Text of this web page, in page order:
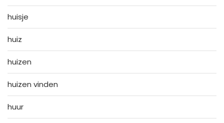
huisje
huiz
huizen
huizen vinden
huur